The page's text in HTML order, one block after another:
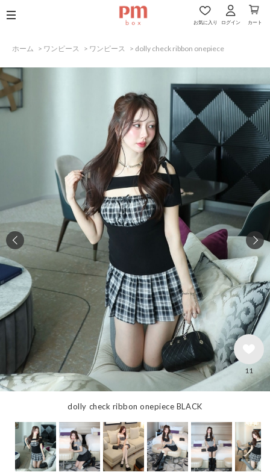
お気に入り ログイン カート
ホーム > ワンピース > ワンピース > dolly check ribbon onepiece
dolly check ribbon onepiece BLACK
11